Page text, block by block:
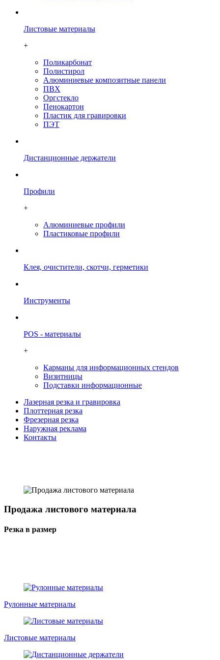
Листовые материалы
+
Поликарбонат
Полистирол
Алюминиевые композитные панели
ПВХ
Оргстекло
Пенокартон
Плаcтик для гравировки
ПЭТ
Дистанционные держатели
Профили
+
Алюминиевые профили
Пластиковые профили
Клея, очистители, скотчи, герметики
Инструменты
POS - материалы
+
Карманы для информационных стендов
Визитницы
Подставки информационные
Лазерная резка и гравировка
Плоттерная резка
Фрезерная резка
Наружная реклама
Контакты
Продажа листового материала
Резка в размер
Рулонные материалы
Листовые материалы